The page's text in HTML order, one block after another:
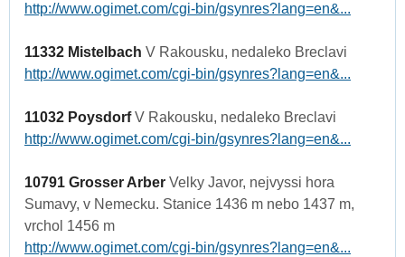
http://www.ogimet.com/cgi-bin/gsynres?lang=en&...
11332 Mistelbach V Rakousku, nedaleko Breclavi
http://www.ogimet.com/cgi-bin/gsynres?lang=en&...
11032 PoysdorfV Rakousku, nedaleko Breclavi
http://www.ogimet.com/cgi-bin/gsynres?lang=en&...
10791 Grosser Arber Velky Javor, nejvyssi hora
Sumavy, v Nemecku. Stanice 1436 m nebo 1437 m,
vrchol 1456 m
http://www.ogimet.com/cgi-bin/gsynres?lang=en&...